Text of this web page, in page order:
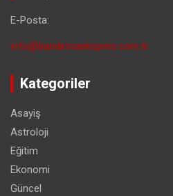
E-Posta:
info@bandirmaekspres.com.tr
Kategoriler
Asayiş
Astroloji
Eğitim
Ekonomi
Güncel